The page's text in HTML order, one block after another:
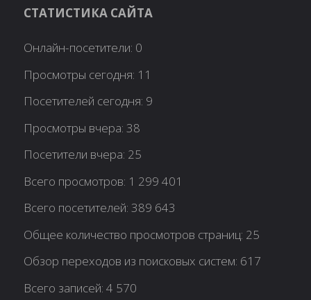
СТАТИСТИКА САЙТА
Онлайн-посетители: 0
Просмотры сегодня: 11
Посетителей сегодня: 9
Просмотры вчера:38
Посетители вчера: 25
Всего просмотров: 1 299 401
Всего посетителей:389 643
Общее количество просмотров страниц: 25
Обзор переходов из поисковых систем: 617
Всего записей:4 570